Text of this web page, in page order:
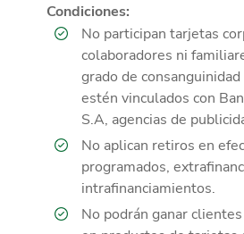
Condiciones:
No participan tarjetas
colaboradores ni
grado de
estén vinculados con
S.A, agencias de
No aplican retiros en
programados,
intrafinanciamientos.
No podrán ganar